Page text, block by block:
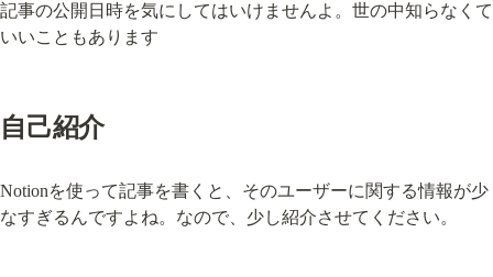
記事の公開日時を気にしてはいけませんよ。世の中知らなくて
いいこともあります
自己紹介
Notionを使って記事を書くと、そのユーザーに関する情報が少
なすぎるんですよね。なので、少し紹介させてください。